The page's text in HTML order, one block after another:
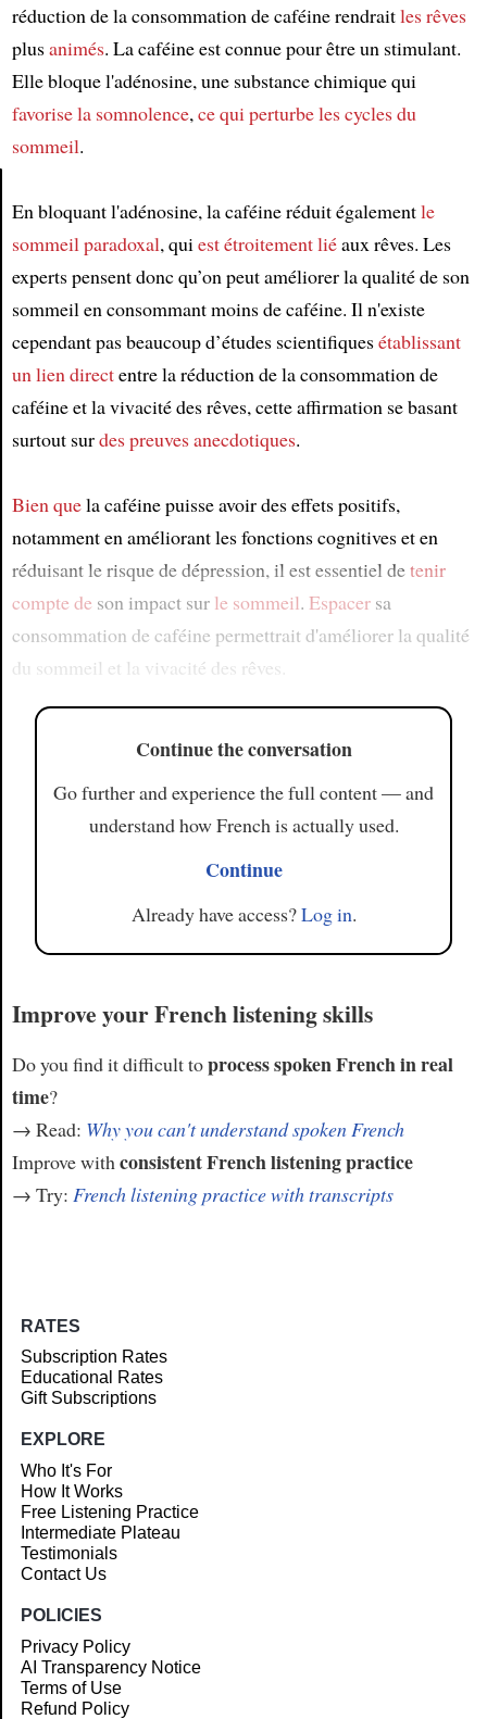
réduction de la consommation de caféine rendraitles rêves
plusanimés. La caféine est connue pour être un stimulant.
Elle bloque l'adénosine, une substance chimique qui
favorisela somnolence, ce qui perturbeles cycles du
sommeil.
En bloquant l'adénosine, la caféine réduit égalementle
sommeil paradoxal, qui est étroitement liéaux rêves. Les
experts pensent donc qu’on peut améliorer la qualité de son
sommeil en consommant moins de caféine. Il n'existe
cependant pas beaucoup d’études scientifiquesétablissant
un lien directentre la réduction de la consommation de
caféine et la vivacité des rêves, cette affirmation se basant
surtout surdes preuves anecdotiques.
Bien quela caféine puisse avoir des effets positifs,
notamment en améliorant les fonctions cognitives et en
réduisant le risque de dépression, il est essentiel detenir
compte deson impact sur le sommeil. Espacersa
consommation de caféine permettrait d'améliorer la qualité
du sommeil et la vivacité des rêves.
Continue the conversation
Go further and experience the full content — and
understand how French is actually used.
Continue
Already have access?Log in.
Improve your French listening skills
Do you find it difficult toprocess spoken French in real
time?
→ Read: Why you can't understand spoken French
Improve withconsistent French listening practice
→ Try: French listening practice with transcripts
RATES
Subscription Rates
Educational Rates
Gift Subscriptions
EXPLORE
Who It's For
How It Works
Free Listening Practice
Intermediate Plateau
Testimonials
Contact Us
POLICIES
Privacy Policy
AI Transparency Notice
Terms of Use
Refund Policy